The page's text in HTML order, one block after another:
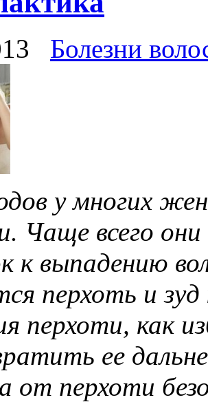
Болезни
у многих
Чаще всего
к выпадению
перхоть и
перхоти, как
ее
от перхоти